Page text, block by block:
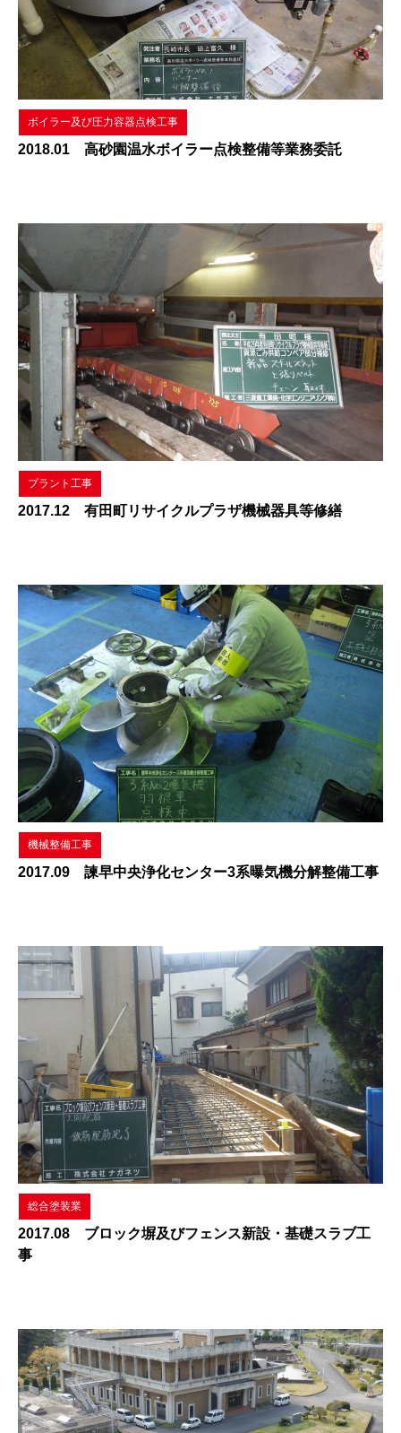
ボイラー及び圧力容器点検工事
2018.01 高砂園温水ボイラー点検整備等業務委託
プラント工事
2017.12 有田町リサイクルプラザ機械器具等修繕
機械整備工事
2017.09 諫早中央浄化センター3系曝気機分解整備工事
総合塗装業
2017.08 ブロック塀及びフェンス新設・基礎スラブ工
事